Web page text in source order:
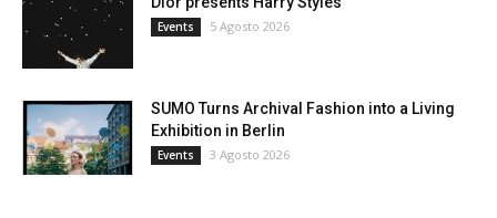
Events 5 Agosto 2026
SUMO Turns Archival Fashion into a Living
Exhibition in Berlin
Events 3 Agosto 2026